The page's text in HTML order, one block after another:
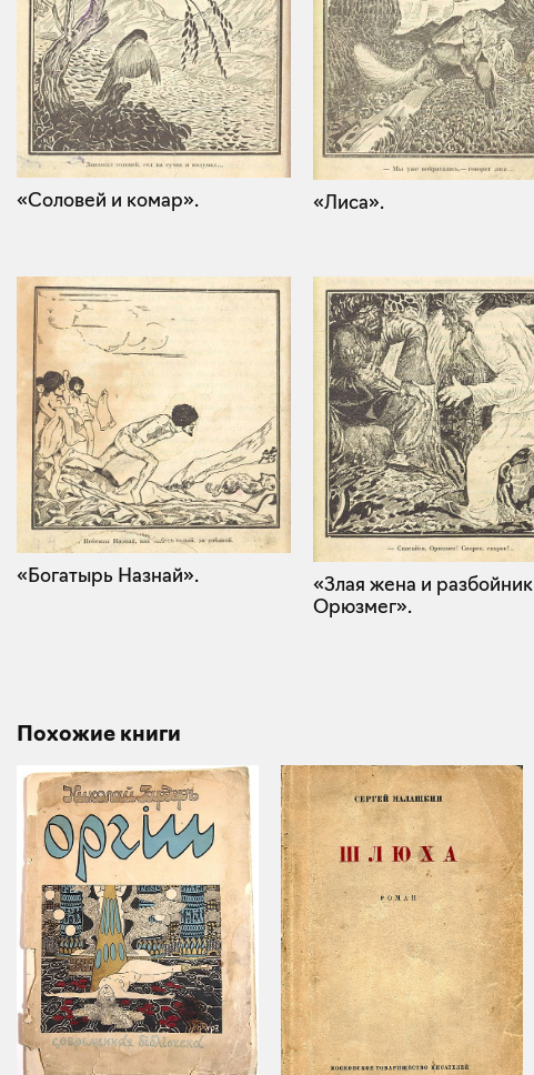
«Соловей и комар». «Лиса».
«Богатырь Назнай».
«Злая жена и разбойник
Орюзмег».
Похожие книги